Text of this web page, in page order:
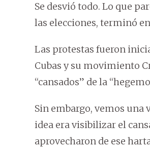
Se desvió todo. Lo que
las elecciones, terminó
Las protestas fueron
Cubas y su movimiento
“cansados” de la
Sin embargo, vemos una
idea era visibilizar el
aprovecharon de ese